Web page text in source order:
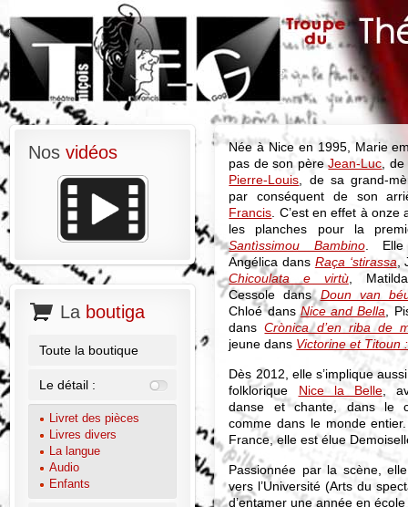
Née à Nice en 1995, Marie
pas de son pèreJean-Luc ,
Pierre-Louis , de sa grand-
par conséquent de son
Francis . C’est en effet à onze
les planches pour la
Santìssimou Bambino. Elle
Angélica dans Raça ‘stirassa
Chicoulata e virtù,
Cessole dans Doun van
Chloé dansNice and Bella ,
dansCrònica d’en riba de
jeune dans Victorine et Titoun
Dès 2012, elle s’implique
folklorique Nice la Belle,
danse et chante, dans le
comme dans le monde
France, elle est élue
Passionnée par la scène,
vers l’Université (Arts du
d’entamer une année en
Nos vidéos
La boutiga
Toute la boutique
Le détail :
Livret des pièces
Livres divers
La langue
Audio
Enfants